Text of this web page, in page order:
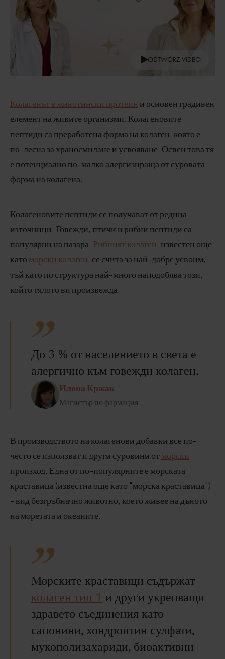
ODTWÓRZ VIDEO
Колагенът е животински протеин и основен градивен
елемент на живите организми. Колагеновите
пептиди са преработена форма на колаген, която е
по-лесна за храносмилане и усвояване. Освен това тя
е потенциално по-малко алергизираща от суровата
форма на колагена.
Колагеновите пептиди се получават от редица
източници. Говежди, птичи и рибни пептиди са
популярни на пазара. Рибният колаген , известен още
като морски колаген , се счита за най-добре усвоим,
тъй като по структура най-много наподобява този,
който тялото ви произвежда.
До 3 % от населението в света е
алергично към говежди колаген.
Илона Кржак
Магистър по фармация
В производството на колагенови добавки все по-
често се използват и други суровини отморски
произход. Една от по-популярните е морската
краставица (известна още като "морска краставица")
- вид безгръбначно животно, което живее на дъното
на моретата и океаните.
Морските краставици съдържат
колаген тип 1 и други укрепващи
здравето съединения като
сапонини, хондроитин сулфати,
мукополизахариди, биоактивни